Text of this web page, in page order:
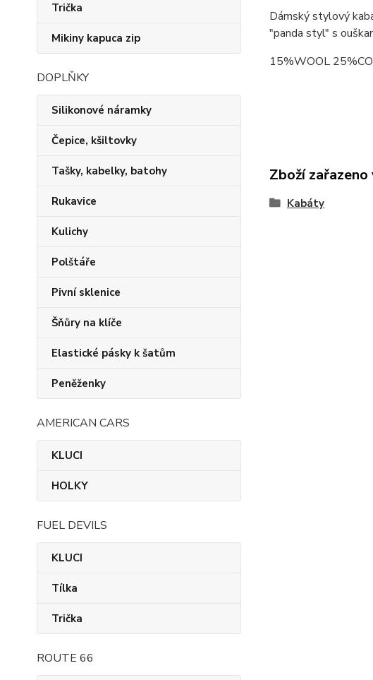
Trička
Mikiny kapuca zip
DOPLŇKY
Silikonové náramky
Čepice, kšiltovky
Tašky, kabelky, batohy
Rukavice
Kulichy
Polštáře
Pivní sklenice
Šňůry na klíče
Elastické pásky k šatům
Peněženky
AMERICAN CARS
KLUCI
HOLKY
FUEL DEVILS
KLUCI
Tílka
Trička
ROUTE 66
Dámský stylový
"panda styl" s
15%WOOL
Zboží
Kabáty